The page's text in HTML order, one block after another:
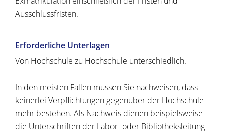
Ausschlussfristen.
Erforderliche Unterlagen
Von Hochschule zu Hochschule unterschiedlich.
In den meisten Fällen müssen Sie nachweisen, dass
keinerlei Verpflichtungen gegenüber der Hochschule
mehr bestehen. Als Nachweis dienen beispielsweise
die Unterschriften der Labor- oder Bibliotheksleitung